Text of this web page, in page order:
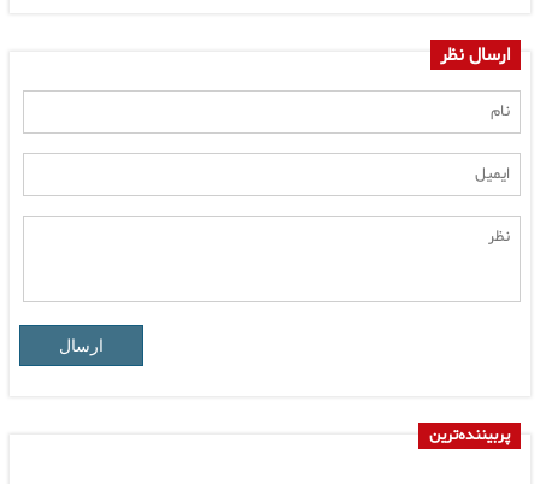
ارسال نظر
ارسال
پربیننده‌ترین